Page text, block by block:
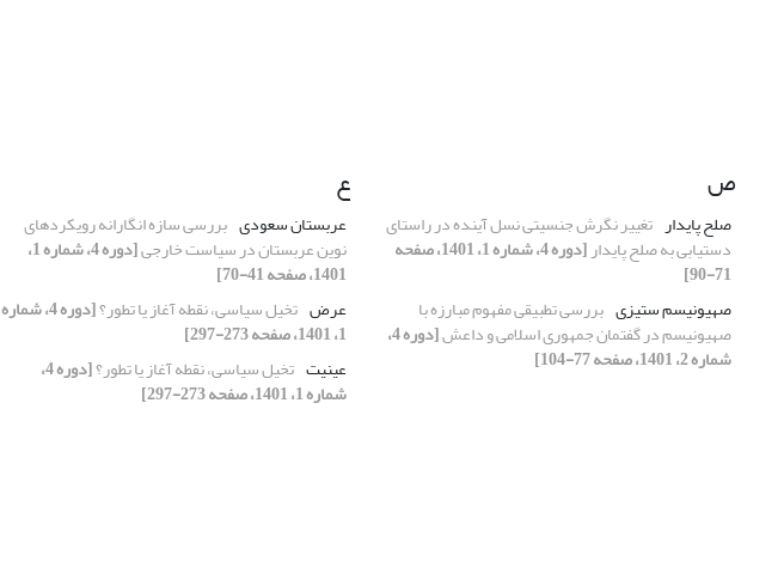
ص
صلح پایدار تغییر نگرش جنسیتی نسل آینده در راستای
دستیابی به صلح پایدار [دوره 4، شماره 1، 1401، صفحه
71-90]
صهیونیسم ستیزی بررسی تطبیقی مفهوم مبارزه با
صهیونیسم در گفتمان جمهوری اسلامی و داعش [دوره 4،
شماره 2، 1401، صفحه 77-104]
ع
عربستان سعودی بررسی سازه انگارانه رویکردهای
نوین عربستان در سیاست خارجی [دوره 4، شماره 1،
1401، صفحه 41-70]
عرض تخیل سیاسی، نقطه آغاز یا تطور؟ [دوره 4، شماره
1، 1401، صفحه 273-297]
عینیت تخیل سیاسی، نقطه آغاز یا تطور؟ [دوره 4،
شماره 1، 1401، صفحه 273-297]